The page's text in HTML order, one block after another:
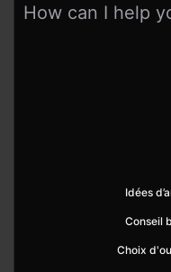
How can I help
Idées
Conseil
Choix